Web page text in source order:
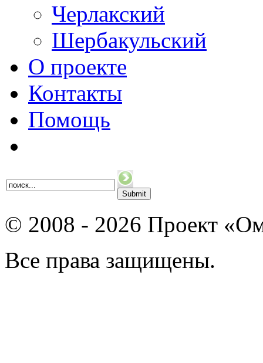
Черлакский
Шербакульский
О проекте
Контакты
Помощь
© 2008 - 2026 Проект
Все права защищены.